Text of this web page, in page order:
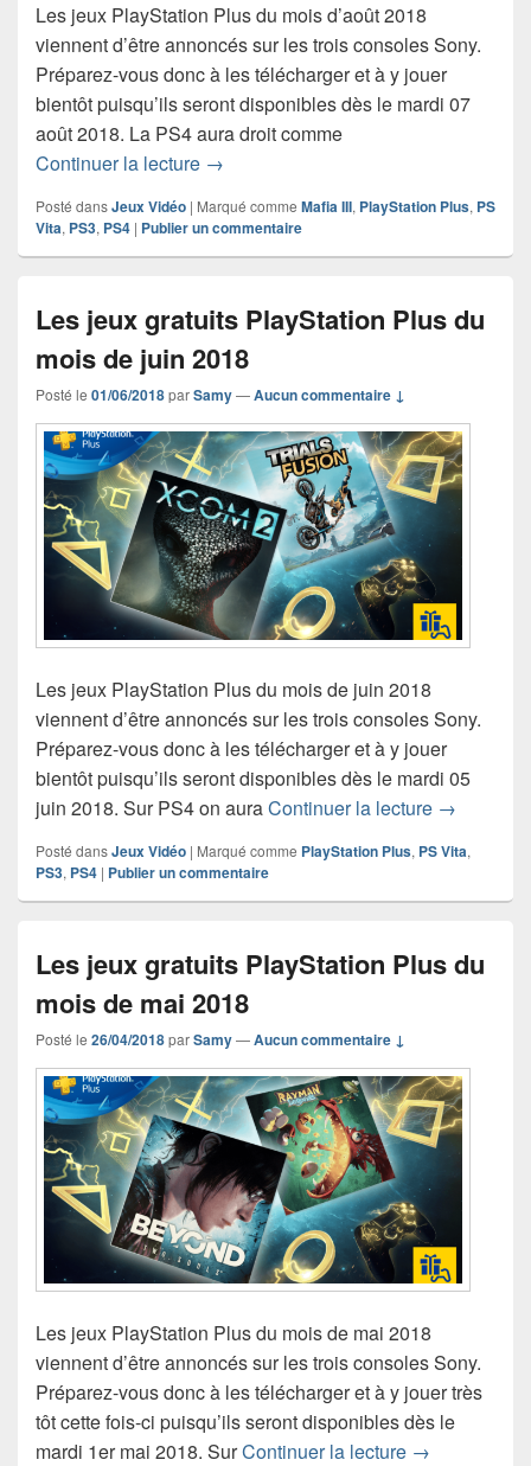
Les jeux PlayStation Plus du mois d’août 2018
viennent d’être annoncés sur les trois consoles Sony.
Préparez-vous donc à les télécharger et à y jouer
bientôt puisqu’ils seront disponibles dès le mardi 07
août 2018. La PS4 aura droit comme
Continuer la lecture Les jeux gratuits PlayStation Plus du
→
Posté dansJeux Vidéo | Marqué comme Mafia III, PlayStation Plus, PS
Vita, PS3, PS4 | Publier un commentaire
Les jeux gratuits PlayStation Plus du
mois de juin 2018
Posté le 01/06/2018parSamy—Aucun commentaire ↓
Les jeux PlayStation Plus du mois de juin 2018
viennent d’être annoncés sur les trois consoles Sony.
Préparez-vous donc à les télécharger et à y jouer
bientôt puisqu’ils seront disponibles dès le mardi 05
juin 2018. Sur PS4 on auraContinuer la lecture Les jeux
→
Posté dansJeux Vidéo | Marqué comme PlayStation Plus, PS Vita,
PS3, PS4 | Publier un commentaire
Les jeux gratuits PlayStation Plus du
mois de mai 2018
Posté le 26/04/2018parSamy—Aucun commentaire ↓
Les jeux PlayStation Plus du mois de mai 2018
viennent d’être annoncés sur les trois consoles Sony.
Préparez-vous donc à les télécharger et à y jouer très
tôt cette fois-ci puisqu’ils seront disponibles dès le
mardi 1er mai 2018. SurContinuer la lecture Les jeux
→